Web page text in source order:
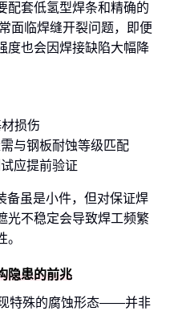
配套低氢型焊条和精确的
面临焊缝开裂问题，即便
度也会因焊接缺陷大幅降
损伤
与钢板耐蚀等级匹配
应提前验证
备虽是小件，但对保证焊
光不稳定会导致焊工频繁
隐患的前兆
特殊的腐蚀形态——并非